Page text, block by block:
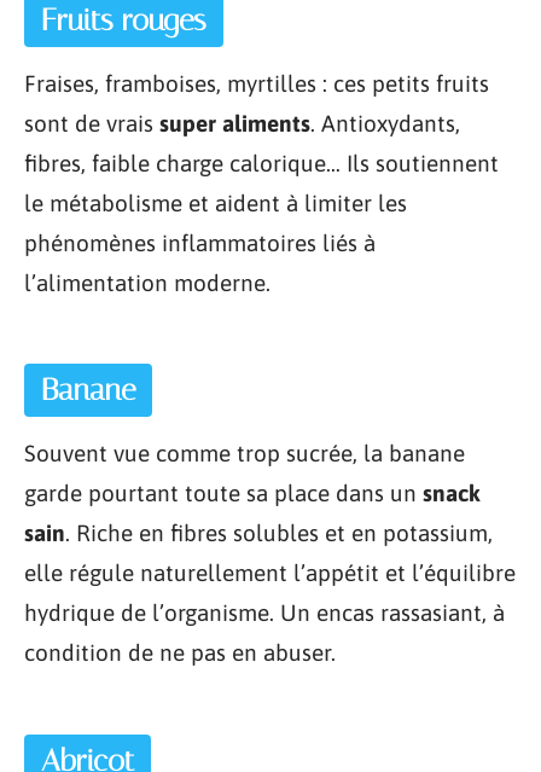
Fruits rouges
Fraises, framboises, myrtilles : ces petits fruits
sont de vrais super aliments. Antioxydants,
fibres, faible charge calorique… Ils soutiennent
le métabolisme et aident à limiter les
phénomènes inflammatoires liés à
l’alimentation moderne.
Banane
Souvent vue comme trop sucrée, la banane
garde pourtant toute sa place dans un snack
sain. Riche en fibres solubles et en potassium,
elle régule naturellement l’appétit et l’équilibre
hydrique de l’organisme. Un encas rassasiant, à
condition de ne pas en abuser.
Abricot